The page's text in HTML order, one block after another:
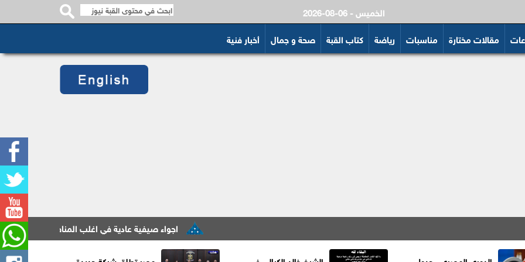
2026-08-06 - الخميس
مقالات مختارة مناسبات رياضة كتاب القبة صحة و جمال أخبار فنية
اجواء صيفية عادية في اغلب المناطق حتى الأحد